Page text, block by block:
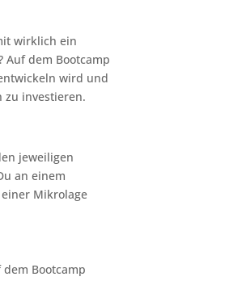
wirklich ein
Auf dem Bootcamp
wird und
zu investieren.
jeweiligen
an einem
Mikrolage
Bootcamp